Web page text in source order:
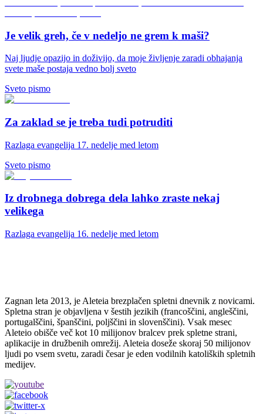
Je velik greh, če v nedeljo ne grem k maši?
Naj ljudje opazijo in doživijo, da moje življenje zaradi obhajanja
svete maše postaja vedno bolj sveto
Sveto pismo
Za zaklad se je treba tudi potruditi
Razlaga evangelija 17. nedelje med letom
Sveto pismo
Iz drobnega dobrega dela lahko zraste nekaj
velikega
Razlaga evangelija 16. nedelje med letom
Zagnan leta 2013, je Aleteia brezplačen spletni dnevnik z novicami.
Spletna stran je objavljena v šestih jezikih (francoščini, angleščini,
portugalščini, španščini, poljščini in slovenščini). Vsak mesec
Aleteio obišče več kot 10 milijonov bralcev prek spletne strani,
aplikacije in družbenih omrežij. Aleteia doseže skoraj 50 milijonov
ljudi po vsem svetu, zaradi česar je eden vodilnih katoliških spletnih
medijev.